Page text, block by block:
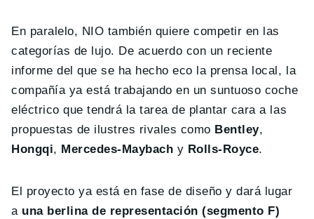
En paralelo, NIO también quiere competir en las
categorías de lujo. De acuerdo con un reciente
informe del que se ha hecho eco la prensa local, la
compañía ya está trabajando en un suntuoso coche
eléctrico que tendrá la tarea de plantar cara a las
propuestas de ilustres rivales como Bentley,
Hongqi, Mercedes-Maybach y Rolls-Royce.
El proyecto ya está en fase de diseño y dará lugar
a una berlina de representación (segmento F)